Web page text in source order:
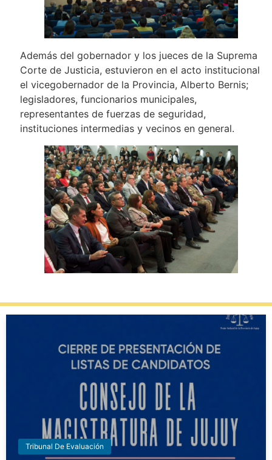
Además del gobernador y los jueces de la Suprema
Corte de Justicia, estuvieron en el acto institucional
el vicegobernador de la Provincia, Alberto Bernis;
legisladores, funcionarios municipales,
representantes de fuerzas de seguridad,
instituciones intermedias y vecinos en general.
Tribunal De Evaluación